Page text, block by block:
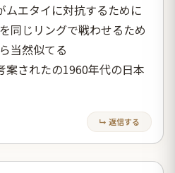
ムエタイに対抗するために
同じリングで戦わせるため
当然似てる
案されたの1960年代の日本
↳ 返信する